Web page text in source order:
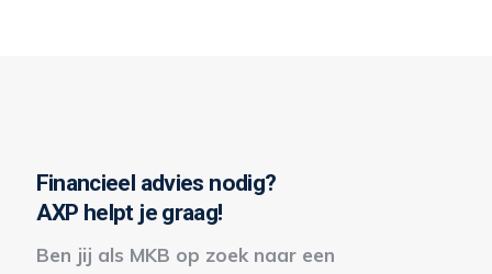
Financieel advies nodig?
AXP helpt je graag!
Ben jij als MKB op zoek naar een